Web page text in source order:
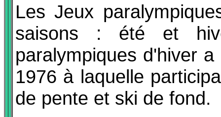
Les Jeux
saisons : été et
paralympiques d'hiver
1976 à laquelle
de pente et ski de fond.